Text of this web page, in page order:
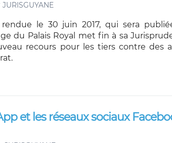
JURISGUYANE
le 30 juin 2017, qui sera
du Palais Royal met fin à sa
recours pour les tiers contre des
et les réseaux sociaux